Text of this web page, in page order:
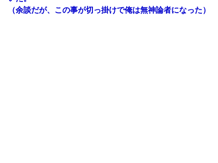
（余談だが、この事が切っ掛けで俺は無神論者になった）